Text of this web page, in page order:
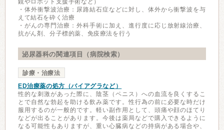
鏡やロボット支援手術など）
・体外衝撃波治療：尿路結石症などに対し、体外から衝撃波を与
えて結石を砕く治療
・がんの専門治療：外科手術に加え、進行度に応じ放射線治療、
抗がん剤、分子標的薬、免疫療法を行う
泌尿器科の関連項目（病院検索）
診療・治療法
ED治療薬の処方（バイアグラなど）
性的な刺激があった際に、陰茎（ペニス）への血流を良くするこ
とで自然な勃起を助ける飲み薬です。性行為の前に必要な時だけ
服用するのが一般的です。軽い副作用として、頭痛や顔のほてり
などが出ることがあります。今後は薬局などで購入できるように
なる可能性もありますが、重い心臓病などの持病がある場合や、